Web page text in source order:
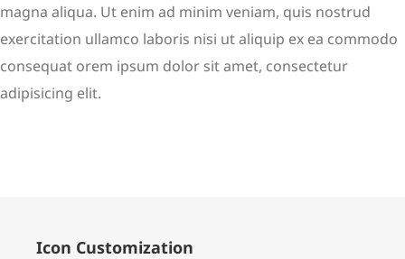
magna aliqua. Ut enim ad minim veniam, quis nostrud
exercitation ullamco laboris nisi ut aliquip ex ea commodo
consequat orem ipsum dolor sit amet, consectetur
adipisicing elit.
Icon Customization